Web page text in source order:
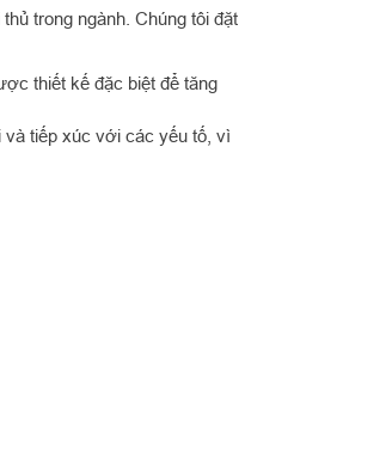
trong ngành. Chúng tôi đặt
thiết kế đặc biệt để tăng
và tiếp xúc với các yếu tố, vì